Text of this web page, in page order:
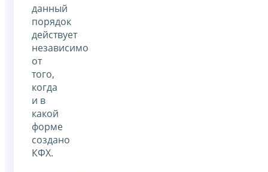
данный
порядок
действует
независимо
от
того,
когда
и в
какой
форме
создано
КФХ.